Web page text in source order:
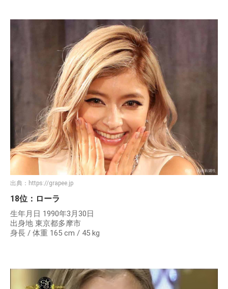
出典： https://grapee.jp
18位：ローラ
生年月日 1990年3月30日
出身地 東京都多摩市
身長 / 体重 165 cm / 45 kg